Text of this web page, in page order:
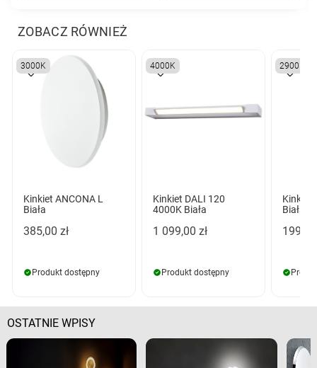
ZOBACZ RÓWNIEŻ
3000K
Kinkiet ANCONA L
Biała
385,00 zł
Produkt dostępny
4000K
Kinkiet DALI 120
4000K Biała
1 099,00 zł
Produkt dostępny
2900K
Kinkiet
Biała
199,00
OSTATNIE WPISY